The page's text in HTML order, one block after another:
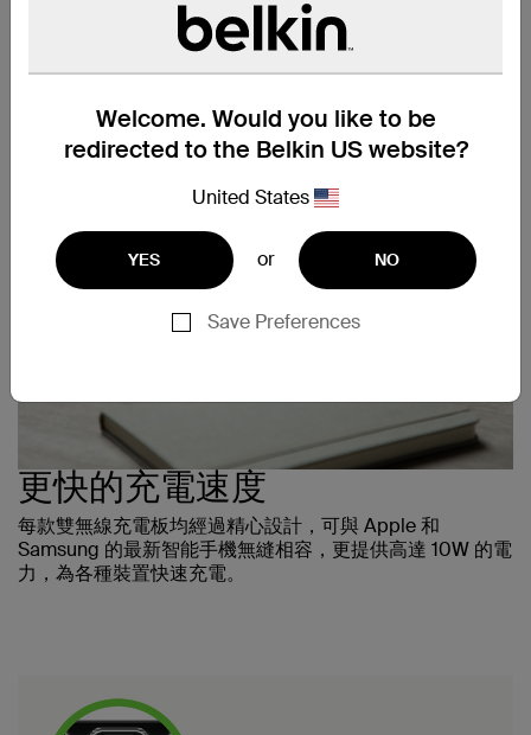
Welcome. Would you like to be
redirected to the Belkin US website?
United States
YES or NO
Save Preferences
間，並與 iOS 和 Android 相容，非常適合使用不同裝置的
同事或家人。防滑設計讓您的裝置可以穩固置於充電板上，
更快的充電速度
每款雙無線充電板均經過精心設計，可與 Apple 和
Samsung 的最新智能手機無縫相容，更提供高達 10W 的電
力，為各種裝置快速充電。